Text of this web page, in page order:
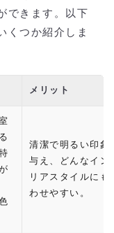
できます。以下
くつか紹介しま
メリット
清潔で明るい印象
与え、どんなイン
リアスタイルにも
わせやすい。